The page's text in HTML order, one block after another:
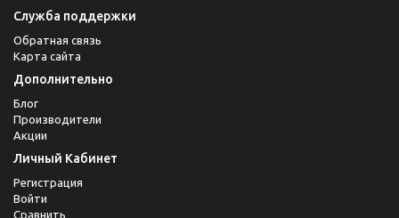
Служба поддержки
Обратная связь
Карта сайта
Дополнительно
Блог
Производители
Акции
Личный Кабинет
Регистрация
Войти
Сравнить